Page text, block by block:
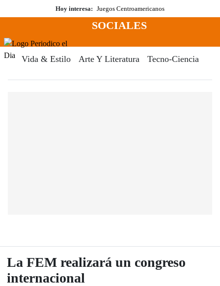
al
Hoy interesa: Juegos Centroamericanos
Menú
SOCIALES
Vida & Estilo Arte Y Literatura Tecno-Ciencia
La FEM realizará un congreso
internacional